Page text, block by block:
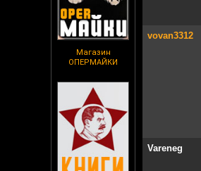
Магазин
ОПЕРМАЙКИ
vovan3312
Vareneg